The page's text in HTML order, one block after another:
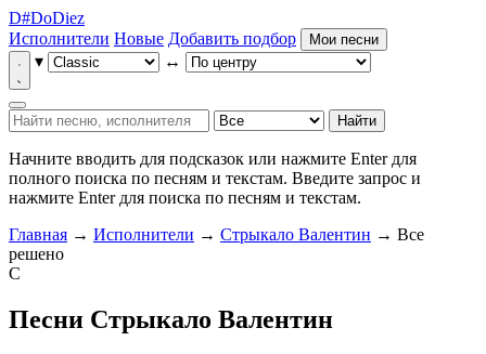
D#DoDiez
Исполнители Новые Добавить подбор Мои песни
▾ ↔
Найти
Начните вводить для подсказок или нажмите Enter для
полного поиска по песням и текстам. Введите запрос и
нажмите Enter для поиска по песням и текстам.
Главная → Исполнители → Стрыкало Валентин → Все
решено
С
Песни Стрыкало Валентин